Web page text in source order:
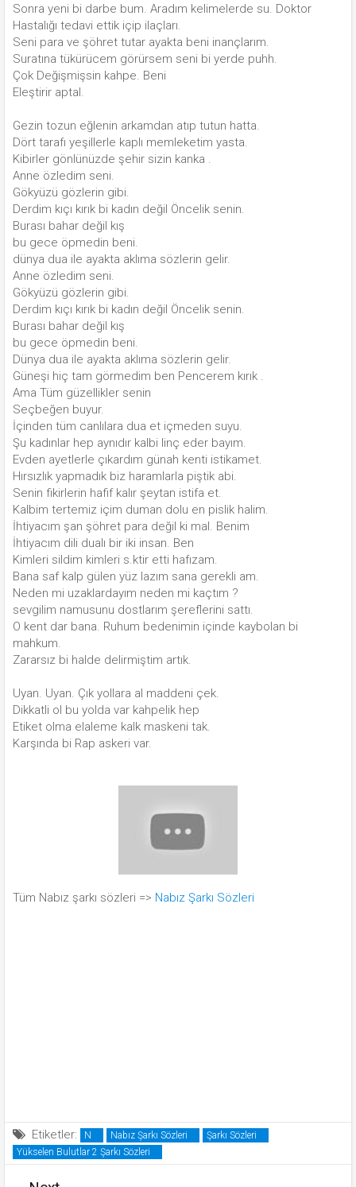
Sonra yeni bi darbe bum. Aradım kelimelerde su. Doktor
Hastalığı tedavi ettik içip ilaçları.
Seni para ve şöhret tutar ayakta beni inançlarım.
Suratına tükürücem görürsem seni bi yerde puhh.
Çok Değişmişsin kahpe. Beni
Eleştirir aptal.
Gezin tozun eğlenin arkamdan atıp tutun hatta.
Dört tarafı yeşillerle kaplı memleketim yasta.
Kibirler gönlünüzde şehir sizin kanka .
Anne özledim seni.
Gökyüzü gözlerin gibi.
Derdim kıçı kırık bi kadın değil Öncelik senin.
Burası bahar değil kış
bu gece öpmedin beni.
dünya dua ile ayakta aklıma sözlerin gelir.
Anne özledim seni.
Gökyüzü gözlerin gibi.
Derdim kıçı kırık bi kadın değil Öncelik senin.
Burası bahar değil kış
bu gece öpmedin beni.
Dünya dua ile ayakta aklıma sözlerin gelir.
Güneşi hiç tam görmedim ben Pencerem kırık .
Ama Tüm güzellikler senin
Seçbeğen buyur.
İçinden tüm canlılara dua et içmeden suyu.
Şu kadınlar hep aynıdır kalbi linç eder bayım.
Evden ayetlerle çıkardım günah kenti istikamet.
Hırsızlık yapmadık biz haramlarla piştik abi.
Senin fikirlerin hafif kalır şeytan istifa et.
Kalbim tertemiz içim duman dolu en pislik halim.
İhtiyacım şan şöhret para değil ki mal. Benim
İhtiyacım dili dualı bir iki insan. Ben
Kimleri sildim kimleri s.ktir etti hafızam.
Bana saf kalp gülen yüz lazım sana gerekli am.
Neden mi uzaklardayım neden mi kaçtım ?
sevgilim namusunu dostlarım şereflerini sattı.
O kent dar bana. Ruhum bedenimin içinde kaybolan bi
mahkum.
Zararsız bi halde delirmiştim artık.
Uyan. Uyan. Çık yollara al maddeni çek.
Dikkatli ol bu yolda var kahpelik hep
Etiket olma elaleme kalk maskeni tak.
Karşında bi Rap askeri var.
Tüm Nabız şarkı sözleri => Nabız Şarkı Sözleri
Etiketler: N Nabız Şarkı Sözleri
Şarkı Sözleri
Yükselen Bulutlar 2 Şarkı Sözleri